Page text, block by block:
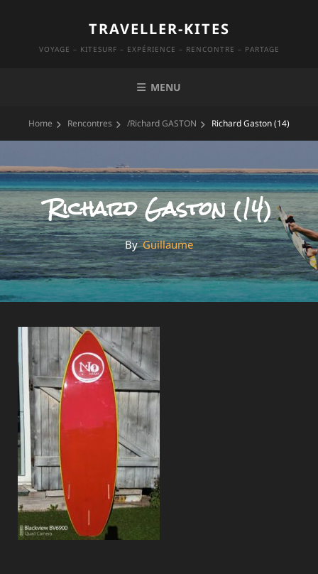
content
TRAVELLER-KITES
VOYAGE – KITESURF – EXPÉRIENCE – RENCONTRE – PARTAGE
MENU
Home Rencontres /Richard GASTON Richard Gaston (14)
Richard Gaston (14)
By
By Guillaume